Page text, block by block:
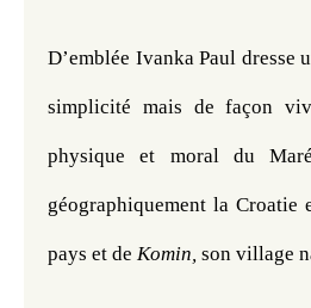
D’emblée Ivanka Paul dresse
simplicité mais de façon
physique et moral du
géographiquement la Croatie
pays et de Komin, son village